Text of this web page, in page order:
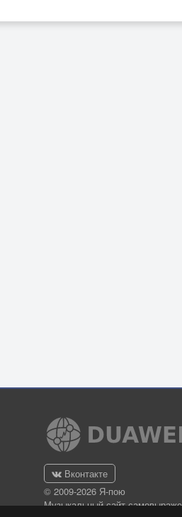
Вконтакте
© 2009-2026 Я-пою
Музыкальный сайт